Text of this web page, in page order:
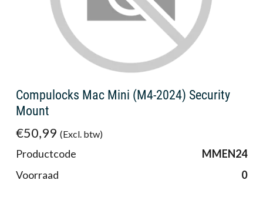
Compulocks Mac Mini (M4-2024) Security
Mount
€50,99 (Excl. btw)
Productcode
MMEN24
Voorraad
0